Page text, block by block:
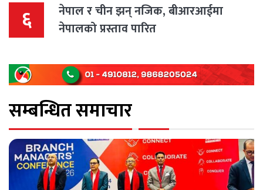
६
नेपाल र चीन झन् नजिक, बीआरआईमा
नेपालको प्रस्ताव पारित
सम्बन्धित समाचार